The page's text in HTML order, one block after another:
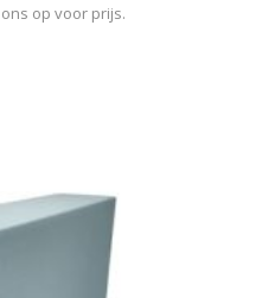
op voor prijs.